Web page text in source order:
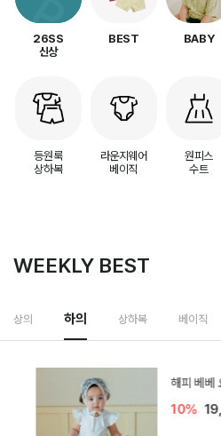
26SS
신상
BEST BABY
등원룩
상하복
라운지웨어
베이직
원피스
수트
WEEKLY BEST
상의 하의 상하복 베이직
[SIZE
10%